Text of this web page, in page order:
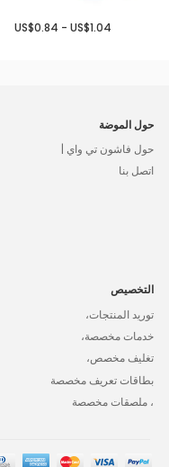
US$0.84 - US$1.04
حول الموضة
حول فاشون تي واي |
اتصل بنا
التخصيص
توريد المنتجات،
خدمات مخصصة،
تغليف مخصص،
بطاقات تعريف مخصصة
، ملصقات مخصصة